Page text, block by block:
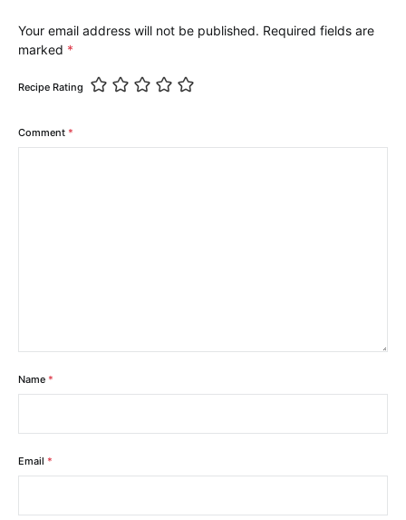
Your email address will not be published. Required fields are
marked *
Recipe Rating
Comment *
Name *
Email *